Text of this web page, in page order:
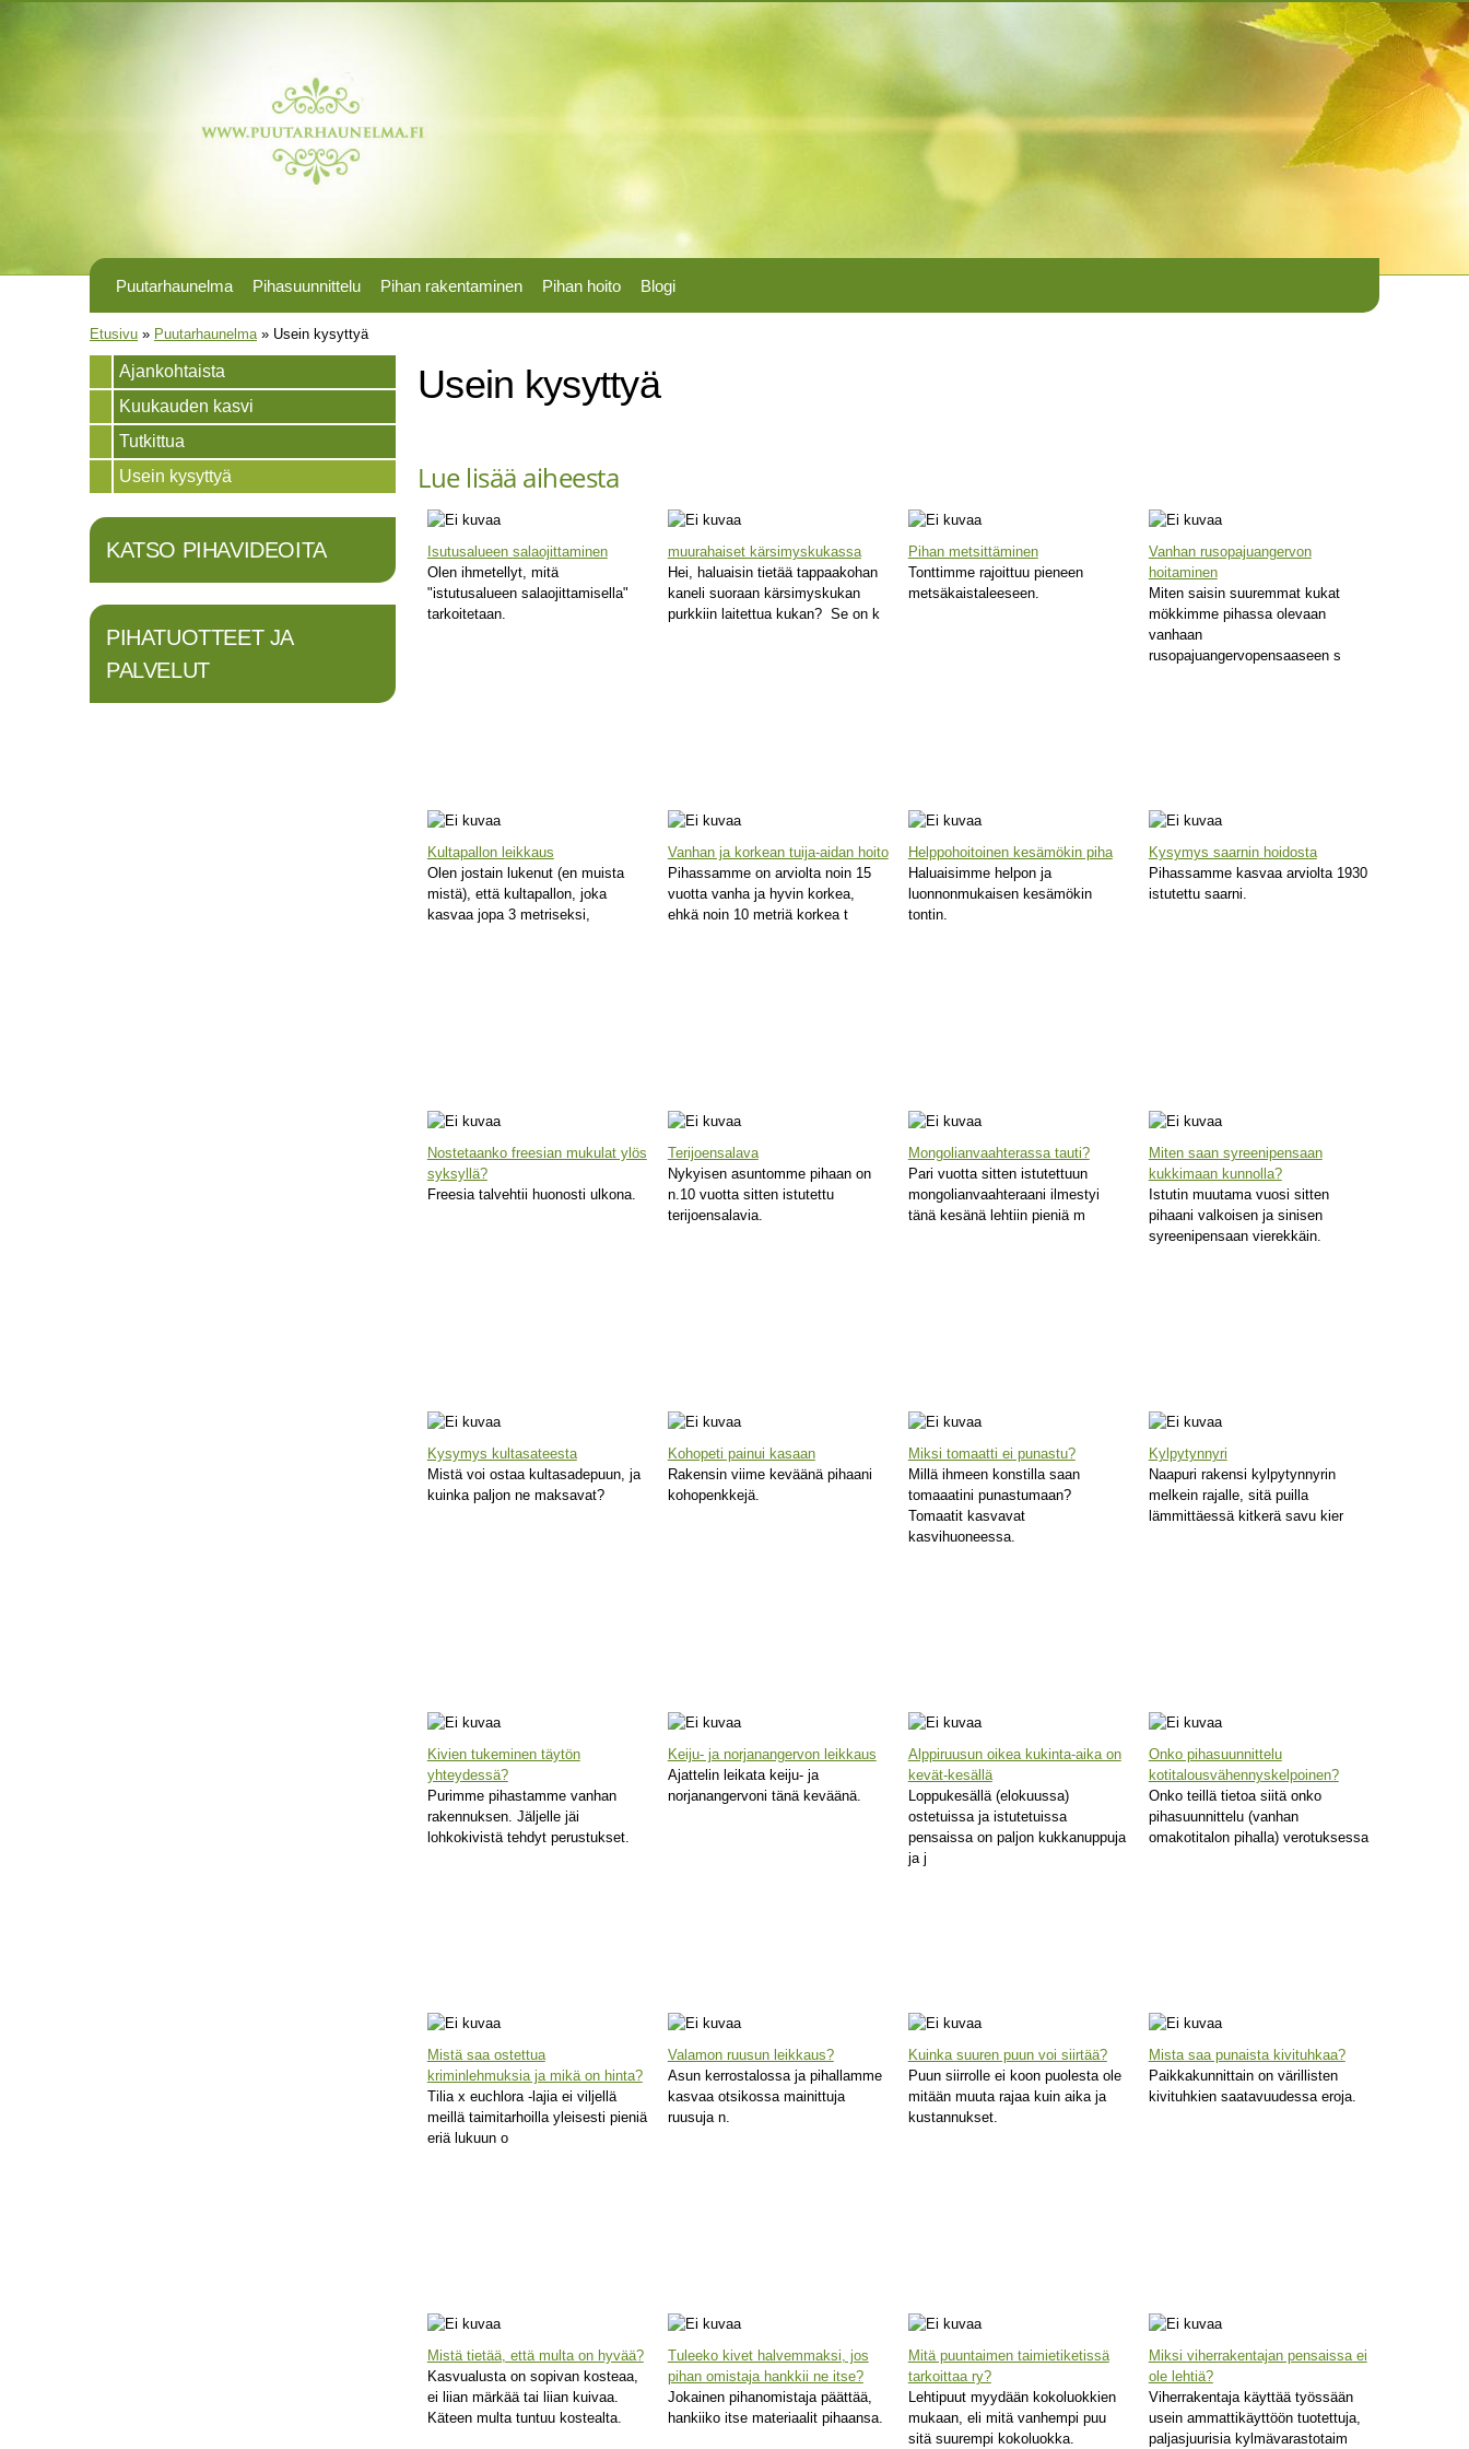
Puutarhaunelma Pihasuunnittelu Pihan rakentaminen Pihan hoito Blogi
Olet täällä
Etusivu » Puutarhaunelma » Usein kysyttyä
Ajankohtaista
Kuukauden kasvi
Tutkittua
Usein kysyttyä
KATSO PIHAVIDEOITA
PIHATUOTTEET JA
PALVELUT
Usein kysyttyä
Lue lisää aiheesta
Isutusalueen salaojittaminen
Olen ihmetellyt, mitä
"istutusalueen salaojittamisella"
tarkoitetaan.
muurahaiset kärsimyskukassa
Hei, haluaisin tietää tappaakohan
kaneli suoraan kärsimyskukan
purkkiin laitettua kukan? Se on k
Pihan metsittäminen
Tonttimme rajoittuu pieneen
metsäkaistaleeseen.
Vanhan rusopajuangervon
hoitaminen
Miten saisin suuremmat kukat
mökkimme pihassa olevaan
vanhaan
rusopajuangervopensaaseen s
Kultapallon leikkaus
Olen jostain lukenut (en muista
mistä), että kultapallon, joka
kasvaa jopa 3 metriseksi,
Vanhan ja korkean tuija-aidan hoito
Pihassamme on arviolta noin 15
vuotta vanha ja hyvin korkea,
ehkä noin 10 metriä korkea t
Helppohoitoinen kesämökin piha
Haluaisimme helpon ja
luonnonmukaisen kesämökin
tontin.
Kysymys saarnin hoidosta
Pihassamme kasvaa arviolta 1930
istutettu saarni.
Nostetaanko freesian mukulat ylös
syksyllä?
Freesia talvehtii huonosti ulkona.
Terijoensalava
Nykyisen asuntomme pihaan on
n.10 vuotta sitten istutettu
terijoensalavia.
Mongolianvaahterassa tauti?
Pari vuotta sitten istutettuun
mongolianvaahteraani ilmestyi
tänä kesänä lehtiin pieniä m
Miten saan syreenipensaan
kukkimaan kunnolla?
Istutin muutama vuosi sitten
pihaani valkoisen ja sinisen
syreenipensaan vierekkäin.
Kysymys kultasateesta
Mistä voi ostaa kultasadepuun, ja
kuinka paljon ne maksavat?
Kohopeti painui kasaan
Rakensin viime keväänä pihaani
kohopenkkejä.
Miksi tomaatti ei punastu?
Millä ihmeen konstilla saan
tomaaatini punastumaan?
Tomaatit kasvavat
kasvihuoneessa.
Kylpytynnyri
Naapuri rakensi kylpytynnyrin
melkein rajalle, sitä puilla
lämmittäessä kitkerä savu kier
Kivien tukeminen täytön
yhteydessä?
Purimme pihastamme vanhan
rakennuksen. Jäljelle jäi
lohkokivistä tehdyt perustukset.
Keiju- ja norjanangervon leikkaus
Ajattelin leikata keiju- ja
norjanangervoni tänä keväänä.
Alppiruusun oikea kukinta-aika on
kevät-kesällä
Loppukesällä (elokuussa)
ostetuissa ja istutetuissa
pensaissa on paljon kukkanuppuja
ja j
Onko pihasuunnittelu
kotitalousvähennyskelpoinen?
Onko teillä tietoa siitä onko
pihasuunnittelu (vanhan
omakotitalon pihalla) verotuksessa
Mistä saa ostettua
kriminlehmuksia ja mikä on hinta?
Tilia x euchlora -lajia ei viljellä
meillä taimitarhoilla yleisesti pieniä
eriä lukuun o
Valamon ruusun leikkaus?
Asun kerrostalossa ja pihallamme
kasvaa otsikossa mainittuja
ruusuja n.
Kuinka suuren puun voi siirtää?
Puun siirrolle ei koon puolesta ole
mitään muuta rajaa kuin aika ja
kustannukset.
Mista saa punaista kivituhkaa?
Paikkakunnittain on värillisten
kivituhkien saatavuudessa eroja.
Mistä tietää, että multa on hyvää?
Kasvualusta on sopivan kosteaa,
ei liian märkää tai liian kuivaa.
Käteen multa tuntuu kostealta.
Tuleeko kivet halvemmaksi, jos
pihan omistaja hankkii ne itse?
Jokainen pihanomistaja päättää,
hankiiko itse materiaalit pihaansa.
Mitä puuntaimen taimietiketissä
tarkoittaa ry?
Lehtipuut myydään kokoluokkien
mukaan, eli mitä vanhempi puu
sitä suurempi kokoluokka.
Miksi viherrakentajan pensaissa ei
ole lehtiä?
Viherrakentaja käyttää työssään
usein ammattikäyttöön tuotettuja,
paljasjuurisia kylmävarastotaim
Sivut